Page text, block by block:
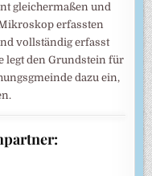
gleichermaßen und
erfassten
vollständig erfasst
legt den Grundstein für
dazu ein,